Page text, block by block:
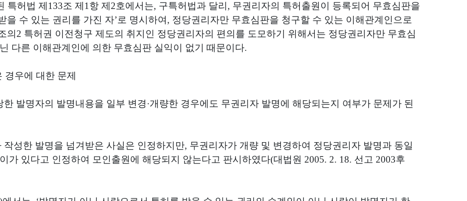
특허법 제 133조 제 1 항 제 2호에서는, 구특허법과 달리 , 무권리자의 특허출원이 등록되어 무효심판을
을 수 있는 권리를 가진 자’로 명시하여 , 정당권리자만 무효심판을 청구할 수 있는 이해관계인으로
의 2 특허권 이전청구 제도의 취지인 정당권리자의 편의를 도모하기 위해서는 정당권리자만 무효심
다른 이해관계인에 의한 무효심판 실익이 없기 때문이다.
우에 대한 문제
한 발명자의 발명내용을 일부 변경 ·개량한 경우에도 무권리자 발명에 해당되는지 여부가 문제가 된
성한 발명을 넘겨받은 사실은 인정하지만, 무권리자가 개량 및 변경하여 정당권리자 발명과 동일
가 있다고 인정하여 모인출원에 해당되지 않는다고 판시하였다(대법원 2005. 2. 18. 선고 2003후